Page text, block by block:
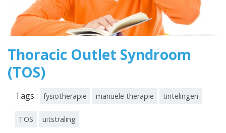
Thoracic Outlet Syndroom
(TOS)
Tags : fysiotherapie manuele therapie tintelingen
TOS uitstraling